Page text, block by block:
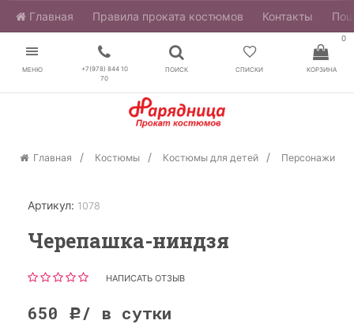
Главная ​Правила проката костюмов Контакты
МЕНЮ
+7(978) 844 10
70
ПОИСК СПИСКИ
0
КОРЗИНА
Главная Костюмы Костюмы для детей Персонажи
Артикул: 1078
Черепашка-ниндзя
НАПИСАТЬ ОТЗЫВ
650 Р / в сутки